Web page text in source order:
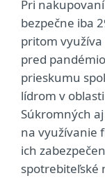
Pri
bezpečne iba
pritom
pred
prieskumu
lídrom v
Súkromných
na využívanie
ich
spotrebiteľské